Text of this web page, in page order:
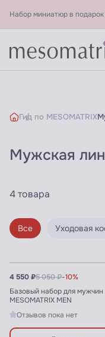
Набор миниатюр в
Гид по MESOMATRIX
Мужская
Мужская
4 товара
Все Уходовая
4 550 ₽5 050 ₽-10%
Базовый набор для мужчин
MESOMATRIX MEN
Отзывов пока нет